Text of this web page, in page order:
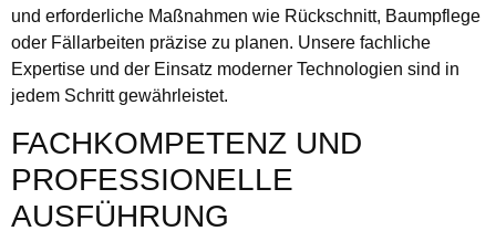
und erforderliche Maßnahmen wie Rückschnitt, Baumpflege
oder Fällarbeiten präzise zu planen. Unsere fachliche
Expertise und der Einsatz moderner Technologien sind in
jedem Schritt gewährleistet.
FACHKOMPETENZ UND
PROFESSIONELLE
AUSFÜHRUNG